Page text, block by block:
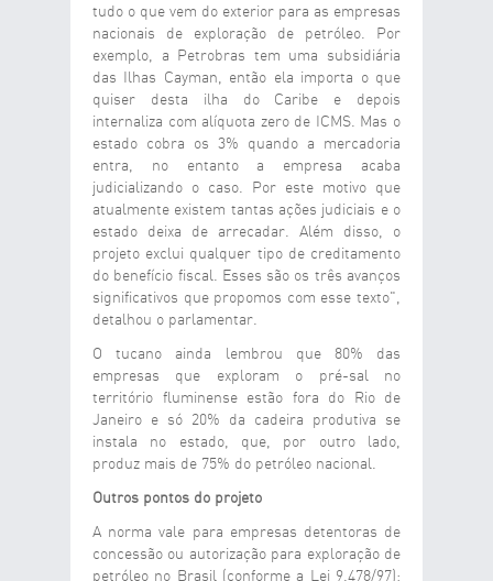
tudo o que vem do exterior para as empresas
nacionais de exploração de petróleo. Por
exemplo, a Petrobras tem uma subsidiária
das Ilhas Cayman, então ela importa o que
quiser desta ilha do Caribe e depois
internaliza com alíquota zero de ICMS. Mas o
estado cobra os 3% quando a mercadoria
entra, no entanto a empresa acaba
judicializando o caso. Por este motivo que
atualmente existem tantas ações judiciais e o
estado deixa de arrecadar. Além disso, o
projeto exclui qualquer tipo de creditamento
do benefício fiscal. Esses são os três avanços
significativos que propomos com esse texto",
detalhou o parlamentar.
O tucano ainda lembrou que 80% das
empresas que exploram o pré-sal no
território fluminense estão fora do Rio de
Janeiro e só 20% da cadeira produtiva se
instala no estado, que, por outro lado,
produz mais de 75% do petróleo nacional.
Outros pontos do projeto
A norma vale para empresas detentoras de
concessão ou autorização para exploração de
petróleo no Brasil (conforme a Lei 9.478/97);